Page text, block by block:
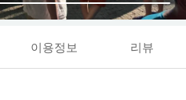
이용정보 리뷰